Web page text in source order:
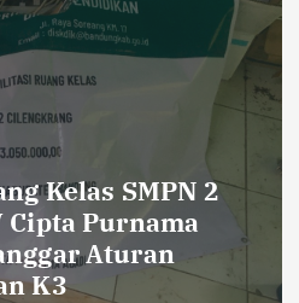
Kelas SMPN 2
Cipta Purnama
Aturan
K3